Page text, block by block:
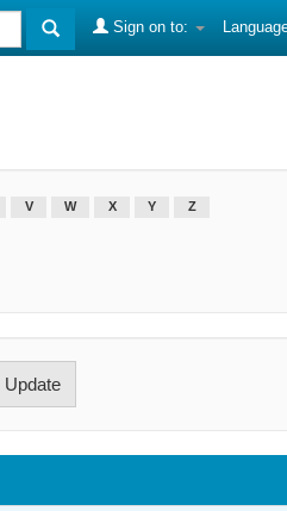
Sign on to:
V W X Y Z